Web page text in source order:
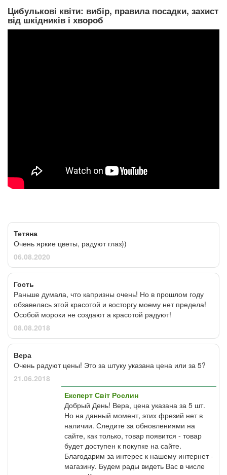
Цибулькові квіти: вибір, правила посадки, захист
від шкідників і хвороб
Тетяна
Очень яркие цветы, радуют глаз))
06.08.2020
Гость
Раньше думала, что капризны очень! Но в прошлом году
обзавелась этой красотой и восторгу моему нет предела!
Особой мороки не создают а красотой радуют!
08.08.2018
Вера
Очень радуют цены! Это за штуку указана цена или за 5?
21.06.2018
Експерт Світ Рослин
Добрый День! Вера, цена указана за 5 шт.
Но на данный момент, этих фрезий нет в
наличии. Следите за обновлениями на
сайте, как только, товар появится - товар
будет доступен к покупке на сайте.
Благодарим за интерес к нашему интернет -
магазину. Будем рады видеть Вас в числе